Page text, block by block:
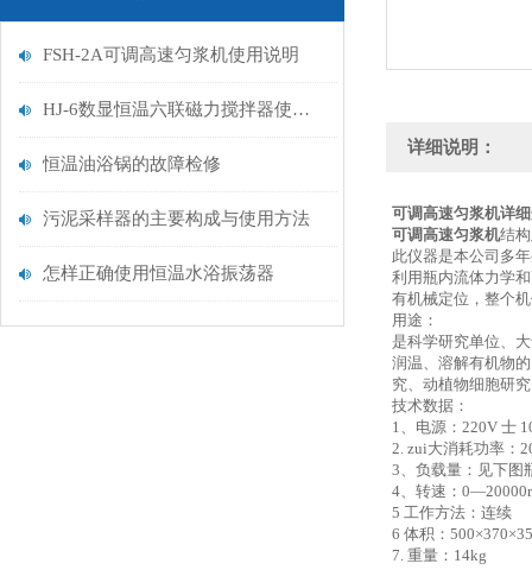
FSH-2A可调高速匀浆机使用说明
HJ-6数显恒温六联磁力搅拌器使用说明书
恒温油浴锅的故障检修
污泥采样器的主要构成与使用方法
怎样正确使用恒温水浴振荡器
详细说明：
可调高速匀浆机详
可调高速匀浆机结
此仪器是本公司多
利用瓶内流体力学
有机械定位，整个
用途：
是科学研究单位、
润温、溶解有机物
究、动植物细胞研
技术数据：
1、电源：220V 士
2. zui大消耗功率：
3、负载量：见下图
4、转速：
5 工作方法：连续
6 体积：
7. 重量：14kg